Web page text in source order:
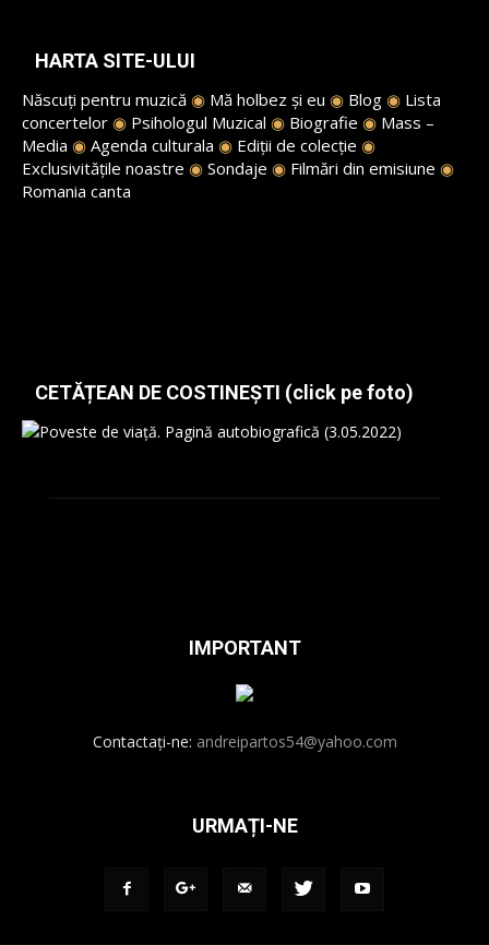
HARTA SITE-ULUI
Născuți pentru muzică ◉ Mă holbez și eu ◉ Blog ◉ Lista
concertelor ◉ Psihologul Muzical ◉ Biografie ◉ Mass –
Media ◉ Agenda culturala ◉ Ediții de colecție ◉
Exclusivitățile noastre ◉ Sondaje ◉ Filmări din emisiune ◉
Romania canta
CETĂȚEAN DE COSTINEȘTI (click pe foto)
IMPORTANT
Contactați-ne: andreipartos54@yahoo.com
URMAȚI-NE